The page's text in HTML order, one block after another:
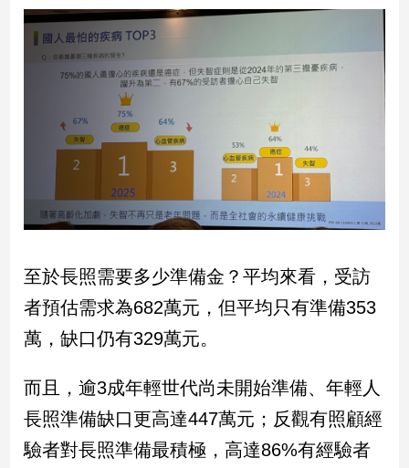
焦
點
際
會/
地
方
新
冠
毒
專
區
至於長照需要多少準備金？平均來看，受訪
者預估需求為682萬元，但平均只有準備353
萬，缺口仍有329萬元。
而且，逾3成年輕世代尚未開始準備、年輕人
長照準備缺口更高達447萬元；反觀有照顧經
驗者對長照準備最積極，高達86%有經驗者